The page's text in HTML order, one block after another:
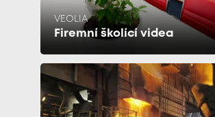
VEOLIA
Firemní školící videa